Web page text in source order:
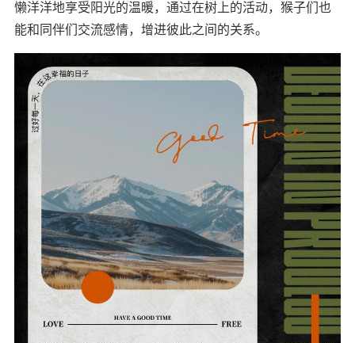
懒洋洋地享受阳光的温暖，通过在树上的活动，猴子们也
能和同伴们交流感情，增进彼此之间的关系。